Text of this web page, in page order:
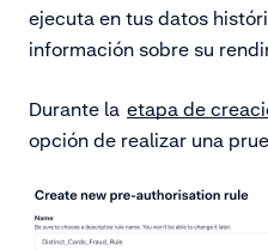
ejecuta en tus datos
información sobre su
Durante la etapa de
opción de realizar una